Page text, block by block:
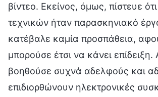
βίντεο. Εκείνος, όμως, πίστευε
τεχνικών ήταν παρασκηνιακό
κατέβαλε καμία προσπάθεια,
μπορούσε έτσι να κάνει επίδειξη.
βοηθούσε συχνά αδελφούς και
επιδιορθώνουν ηλεκτρονικές